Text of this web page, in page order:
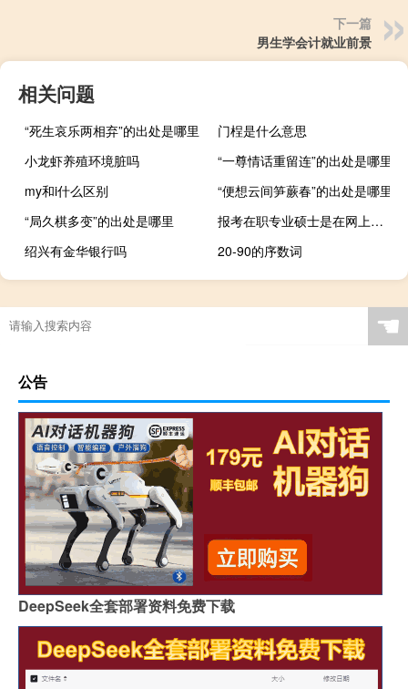
下一篇
男生学会计就业前景
相关问题
“死生哀乐两相弃”的出处是哪里
门桯是什么意思
小龙虾养殖环境脏吗
“一尊情话重留连”的出处是哪里
my和i什么区别
“便想云间笋蕨春”的出处是哪里
“局久棋多变”的出处是哪里
报考在职专业硕士是在网上申请调剂吗
绍兴有金华银行吗
20-90的序数词
☚
公告
DeepSeek全套部署资料免费下载